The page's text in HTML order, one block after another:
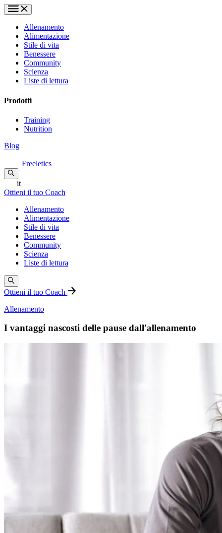
Allenamento
Alimentazione
Stile di vita
Benessere
Community
Scienza
Liste di lettura
Prodotti
Training
Nutrition
Blog
Freeletics
it
Ottieni il tuo Coach
Allenamento
Alimentazione
Stile di vita
Benessere
Community
Scienza
Liste di lettura
Ottieni il tuo Coach
Allenamento
I vantaggi nascosti delle pause dall'allenamento